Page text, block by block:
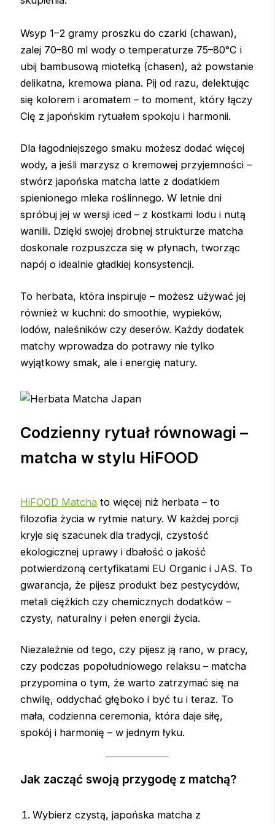
Wsyp 1–2 gramy proszku do czarki (chawan),
zalej 70–80 ml wody o temperaturze 75–80°C i
ubij bambusową miotełką (chasen), aż powstanie
delikatna, kremowa piana. Pij od razu, delektując
się kolorem i aromatem – to moment, który łączy
Cię z japońskim rytuałem spokoju i harmonii.
Dla łagodniejszego smaku możesz dodać więcej
wody, a jeśli marzysz o kremowej przyjemności –
stwórz japońska matcha latte z dodatkiem
spienionego mleka roślinnego. W letnie dni
spróbuj jej w wersji iced – z kostkami lodu i nutą
wanilii. Dzięki swojej drobnej strukturze matcha
doskonale rozpuszcza się w płynach, tworząc
napój o idealnie gładkiej konsystencji.
To herbata, która inspiruje – możesz używać jej
również w kuchni: do smoothie, wypieków,
lodów, naleśników czy deserów. Każdy dodatek
matchy wprowadza do potrawy nie tylko
wyjątkowy smak, ale i energię natury.
Codzienny rytuał równowagi –
matcha w stylu HiFOOD
HiFOOD Matcha to więcej niż herbata – to
filozofia życia w rytmie natury. W każdej porcji
kryje się szacunek dla tradycji, czystość
ekologicznej uprawy i dbałość o jakość
potwierdzoną certyfikatami EU Organic i JAS. To
gwarancja, że pijesz produkt bez pestycydów,
metali ciężkich czy chemicznych dodatków –
czysty, naturalny i pełen energii życia.
Niezależnie od tego, czy pijesz ją rano, w pracy,
czy podczas popołudniowego relaksu – matcha
przypomina o tym, że warto zatrzymać się na
chwilę, oddychać głęboko i być tu i teraz. To
mała, codzienna ceremonia, która daje siłę,
spokój i harmonię – w jednym łyku.
Jak zacząć swoją przygodę z matchą?
Wybierz czystą, japońska matcha z